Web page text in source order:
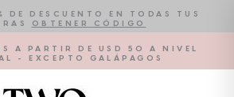
DE DESCUENTO EN TODAS TUS
OBTENER CÓDIGO
A PARTIR DE USD 50 A NIVEL
- EXCEPTO GALÁPAGOS